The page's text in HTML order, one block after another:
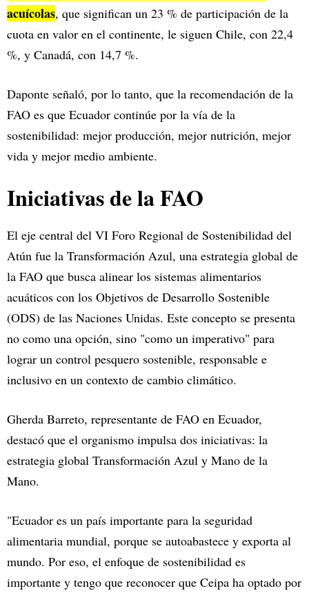
acuícolas, que significan un 23 % de participación de la
cuota en valor en el continente, le siguen Chile, con 22,4
%, y Canadá, con 14,7 %.
Daponte señaló, por lo tanto, que la recomendación de la
FAO es que Ecuador continúe por la vía de la
sostenibilidad: mejor producción, mejor nutrición, mejor
vida y mejor medio ambiente.
Iniciativas de la FAO
El eje central del VI Foro Regional de Sostenibilidad del
Atún fue la Transformación Azul, una estrategia global de
la FAO que busca alinear los sistemas alimentarios
acuáticos con los Objetivos de Desarrollo Sostenible
(ODS) de las Naciones Unidas. Este concepto se presenta
no como una opción, sino "como un imperativo" para
lograr un control pesquero sostenible, responsable e
inclusivo en un contexto de cambio climático.
Gherda Barreto, representante de FAO en Ecuador,
destacó que el organismo impulsa dos iniciativas: la
estrategia global Transformación Azul y Mano de la
Mano.
"Ecuador es un país importante para la seguridad
alimentaria mundial, porque se autoabastece y exporta al
mundo. Por eso, el enfoque de sostenibilidad es
importante y tengo que reconocer que Ceipa ha optado por